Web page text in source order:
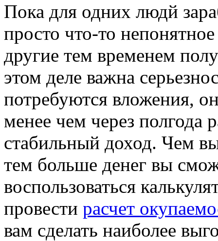
Пока для одних людй
просто что-то
другие тем временем
этом деле важна
потребуются вложения,
менее чем через полгода
стабильный доход. Чем
тем больше денег вы
воспользоваться
провести расчет
вам сделать наиболее